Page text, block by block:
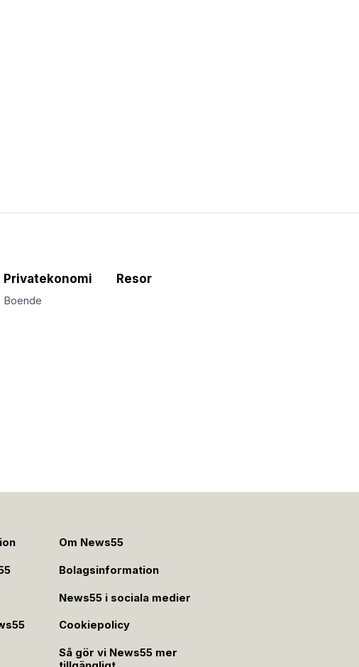
Privatekonomi
Boende
Resor
Om News55
Bolagsinformation
News55 i sociala medier
Cookiepolicy
Så gör vi News55 mer